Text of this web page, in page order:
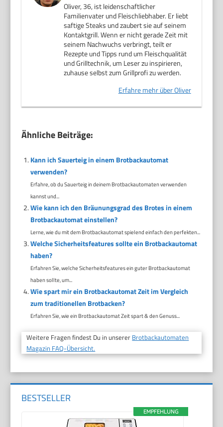
Oliver, 36, ist leidenschaftlicher
Familienvater und Fleischliebhaber. Er liebt
saftige Steaks und zaubert sie auf seinem
Kontaktgrill. Wenn er nicht gerade Zeit mit
seinem Nachwuchs verbringt, teilt er
Rezepte und Tipps rund um Fleischqualität
und Grilltechnik, um Leser zu inspirieren,
zuhause selbst zum Grillprofi zu werden.
Erfahre mehr über Oliver
Ähnliche Beiträge:
Kann ich Sauerteig in einem Brotbackautomat
verwenden?
Erfahre, ob du Sauerteig in deinem Brotbackautomaten verwenden
kannst und...
Wie kann ich den Bräunungsgrad des Brotes in einem
Brotbackautomat einstellen?
Lerne, wie du mit dem Brotbackautomat spielend einfach den perfekten...
Welche Sicherheitsfeatures sollte ein Brotbackautomat
haben?
Erfahren Sie, welche Sicherheitsfeatures ein guter Brotbackautomat
haben sollte, um...
Wie spart mir ein Brotbackautomat Zeit im Vergleich
zum traditionellen Brotbacken?
Erfahren Sie, wie ein Brotbackautomat Zeit spart & den Genuss...
Weitere Fragen findest Du in unserer Brotbackautomaten
Magazin FAQ-Übersicht.
BESTSELLER
EMPFEHLUNG